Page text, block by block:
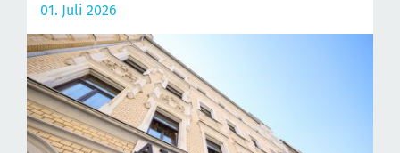
01. Juli 2026